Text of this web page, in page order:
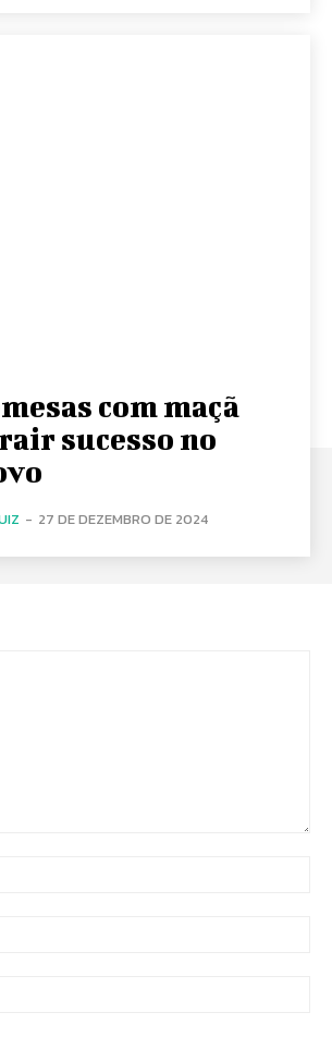
com maçã
sucesso no
- 27 DE DEZEMBRO DE 2024